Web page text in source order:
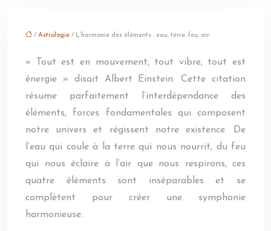
/ Astrologie / L’harmonie des éléments : eau, terre, feu, air
« Tout est en mouvement, tout vibre, tout est
énergie » disait Albert Einstein. Cette citation
résume parfaitement l’interdépendance des
éléments, forces fondamentales qui composent
notre univers et régissent notre existence. De
l’eau qui coule à la terre qui nous nourrit, du feu
qui nous éclaire à l’air que nous respirons, ces
quatre éléments sont inséparables et se
complètent pour créer une symphonie
harmonieuse.